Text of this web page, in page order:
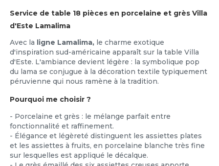
Service de table 18 pièces en porcelaine et grès Villa
d'Este Lamalima
Avec la ligne Lamalima, le charme exotique
d'inspiration sud-américaine apparaît sur la table Villa
d'Este. L'ambiance devient légère : la symbolique pop
du lama se conjugue à la décoration textile typiquement
péruvienne qui nous ramène à la tradition.
Pourquoi me choisir ?
- Porcelaine et grès : le mélange parfait entre
fonctionnalité et raffinement.
- Élégance et légèreté distinguent les assiettes plates
et les assiettes à fruits, en porcelaine blanche très fine
sur lesquelles est appliqué le décalque.